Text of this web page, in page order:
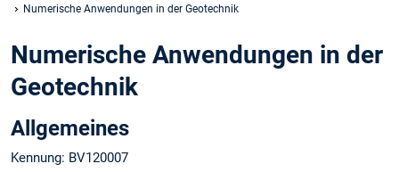
Numerische Anwendungen in der Geotechnik
Numerische Anwendungen in der
Geotechnik
Allgemeines
Kennung: BV120007